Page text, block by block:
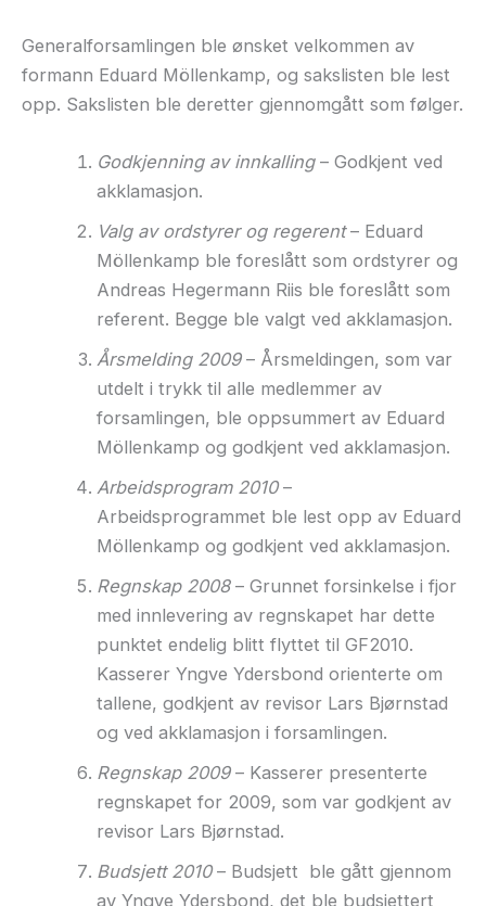
Generalforsamlingen ble ønsket velkommen av
formann Eduard Möllenkamp, og sakslisten ble lest
opp. Sakslisten ble deretter gjennomgått som følger.
Godkjenning av innkalling– Godkjent ved
akklamasjon.
Valg av ordstyrer og regerent– Eduard
Möllenkamp ble foreslått som ordstyrer og
Andreas Hegermann Riis ble foreslått som
referent. Begge ble valgt ved akklamasjon.
Årsmelding 2009– Årsmeldingen, som var
utdelt i trykk til alle medlemmer av
forsamlingen, ble oppsummert av Eduard
Möllenkamp og godkjent ved akklamasjon.
Arbeidsprogram 2010–
Arbeidsprogrammet ble lest opp av Eduard
Möllenkamp og godkjent ved akklamasjon.
Regnskap 2008– Grunnet forsinkelse i fjor
med innlevering av regnskapet har dette
punktet endelig blitt flyttet til GF2010.
Kasserer Yngve Ydersbond orienterte om
tallene, godkjent av revisor Lars Bjørnstad
og ved akklamasjon i forsamlingen.
Regnskap 2009– Kasserer presenterte
regnskapet for 2009, som var godkjent av
revisor Lars Bjørnstad.
Budsjett 2010– Budsjett ble gått gjennom
av Yngve Ydersbond, det ble budsjettert